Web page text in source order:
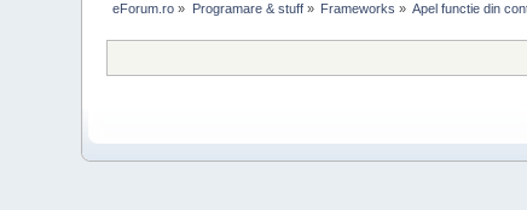
eForum.ro » Programare & stuff» Frameworks » Apel functie din